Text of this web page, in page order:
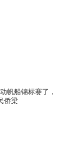
帆船锦标赛了，
侨梁